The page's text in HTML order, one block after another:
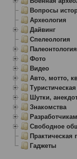
Вопросы
Археология
Дайвинг
Спелеология
Палеонтология
Фото
Видео
Авто, мотто,
Шутки,
Знакомства
Свободное
Практическая
Гаджеты